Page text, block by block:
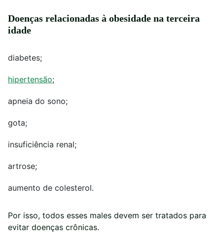
Doenças relacionadas à obesidade na terceira
idade
diabetes;
hipertensão;
apneia do sono;
gota;
insuficiência renal;
artrose;
aumento de colesterol.
Por isso, todos esses males devem ser tratados para
evitar doenças crônicas.